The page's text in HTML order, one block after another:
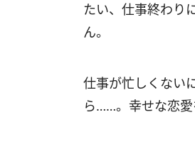
たい、仕事終わり
ん。
仕事が忙しくない
ら……。幸せな恋愛